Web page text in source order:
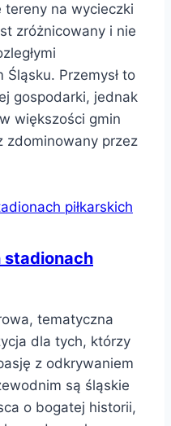
na wycieczki
zróżnicowany i nie
Przemysł to
gospodarki, jednak
większości gmin
zdominowany przez
stadionach
tematyczna
dla tych, którzy
z odkrywaniem
są śląskie
o bogatej historii,